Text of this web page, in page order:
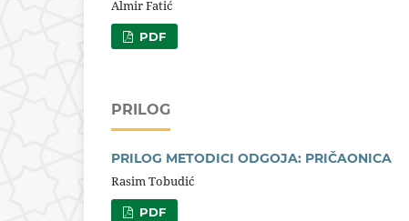
Almir Fatić
PDF
PRILOG
PRILOG METODICI ODGOJA: PRIČAONICA
Rasim Tobudić
PDF